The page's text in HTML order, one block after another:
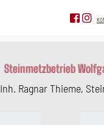
Steinmetzbetrieb
Inh. Ragnar Thieme,